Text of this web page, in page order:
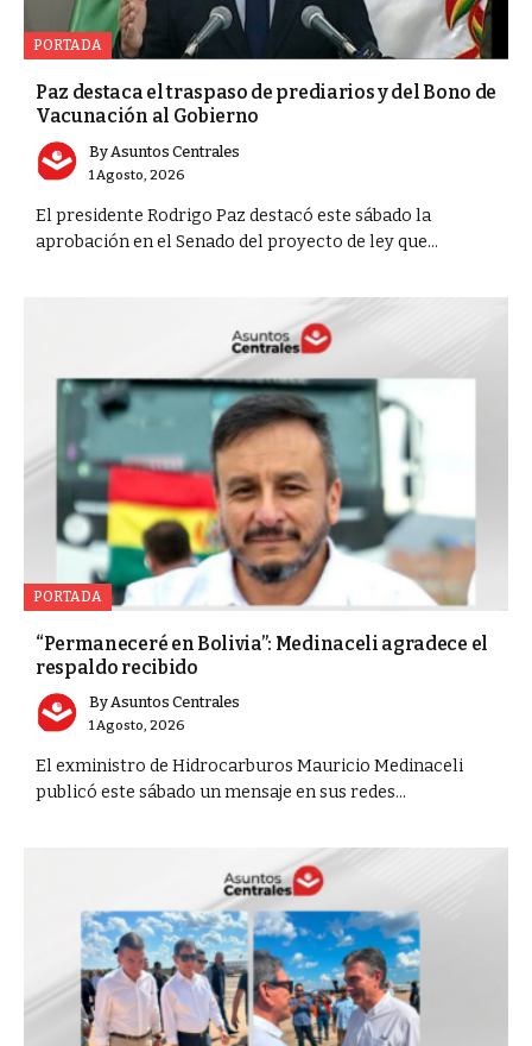
PORTADA
Paz destaca el traspaso de prediarios y del Bono de
Vacunación al Gobierno
By Asuntos Centrales
1 Agosto, 2026
El presidente Rodrigo Paz destacó este sábado la
aprobación en el Senado del proyecto de ley que...
PORTADA
“Permaneceré en Bolivia”: Medinaceli agradece el
respaldo recibido
ByAsuntos Centrales
1 Agosto, 2026
El exministro de Hidrocarburos Mauricio Medinaceli
publicó este sábado un mensaje en sus redes...